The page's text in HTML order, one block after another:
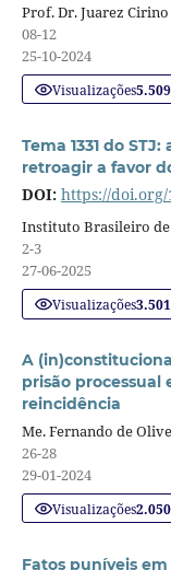
Prof. Dr. Juarez
08-12
25-10-2024
Visualizações5.509
Tema 1331 do
retroagir a favor
DOI: https://doi.org/
Instituto Brasileiro de
2-3
27-06-2025
Visualizações3.501
A
prisão processual
reincidência
Me. Fernando de
26-28
29-01-2024
Visualizações2.050
Fatos puníveis